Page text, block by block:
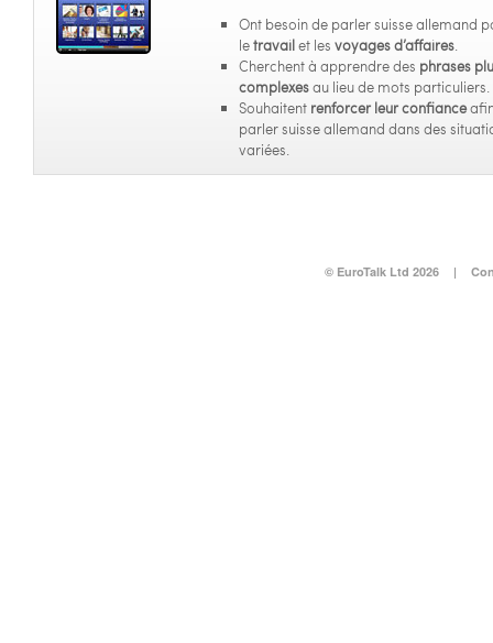
Ont besoin de parler suisse allemand
letravailet les voyages d’affaires.
Cherchent à apprendre des phrases
complexesau lieu de mots particuliers.
Souhaitent renforcer leur confiance
parler suisse allemand dans des
variées.
© EuroTalk Ltd 2026 |